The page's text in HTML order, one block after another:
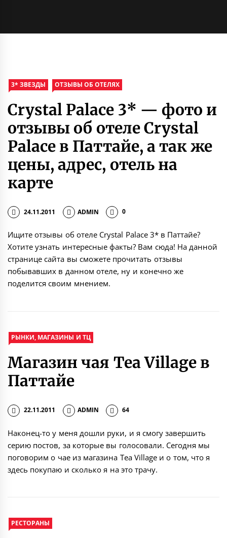
3* ЗВЕЗДЫ ОТЗЫВЫ ОБ ОТЕЛЯХ
Crystal Palace 3* — фото и
отзывы об отеле Crystal
Palace в Паттайе, а так же
цены, адрес, отель на
карте
24.11.2011 ADMIN 0
Ищите отзывы об отеле Crystal Palace 3* в Паттайе?
Хотите узнать интересные факты? Вам сюда! На данной
странице сайта вы сможете прочитать отзывы
побывавших в данном отеле, ну и конечно же
поделится своим мнением.
РЫНКИ, МАГАЗИНЫ И ТЦ
Магазин чая Tea Village в
Паттайе
22.11.2011 ADMIN 64
Наконец-то у меня дошли руки, и я смогу завершить
серию постов, за которые вы голосовали. Сегодня мы
поговорим о чае из магазина Tea Village и о том, что я
здесь покупаю и сколько я на это трачу.
РЕСТОРАНЫ